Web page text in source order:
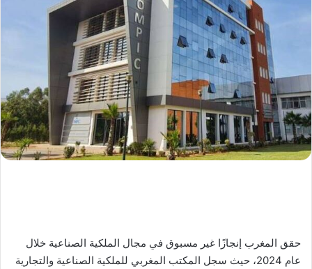
حقق المغرب إنجازًا غير مسبوق في مجال الملكية الصناعية خلال
عام 2024، حيث سجل المكتب المغربي للملكية الصناعية والتجارية